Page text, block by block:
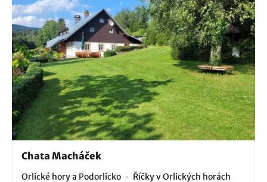
Chata Macháček
Orlické hory a Podorlicko Říčky v Orlických horách